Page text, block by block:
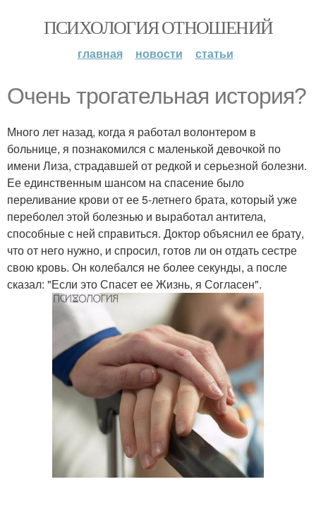
ПСИХОЛОГИЯ ОТНОШЕНИЙ
главная новости статьи
Очень трогательная история?
Много лет назад, когда я работал волонтером в
больнице, я познакомился с маленькой девочкой по
имени Лиза, страдавшей от редкой и серьезной болезни.
Ее единственным шансом на спасение было
переливание крови от ее 5-летнего брата, который уже
переболел этой болезнью и выработал антитела,
способные с ней справиться. Доктор объяснил ее брату,
что от него нужно, и спросил, готов ли он отдать сестре
свою кровь. Он колебался не более секунды, а после
сказал: "Если это Спасет ее Жизнь, я Согласен".